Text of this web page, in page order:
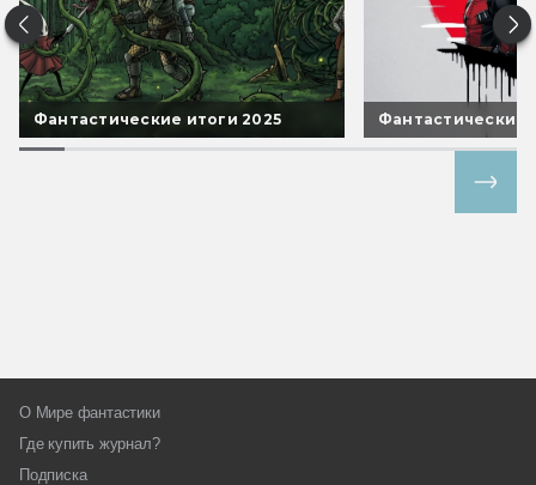
Фантастические итоги 2025 Фантастические
О Мире фантастики
Где купить журнал?
Подписка